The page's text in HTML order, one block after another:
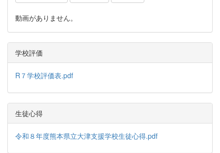
動画がありません。
学校評価
R７学校評価表.pdf
生徒心得
令和８年度熊本県立大津支援学校生徒心得.pdf